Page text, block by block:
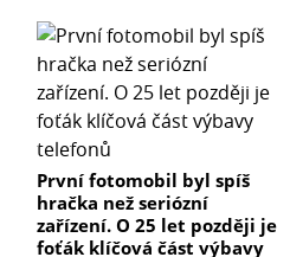
První fotomobil byl spíš
hračka než seriózní
zařízení. O 25 let později je
foťák klíčová část výbavy